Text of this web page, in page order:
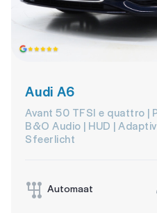
Audi A6
Avant 50 TFSI e quattro |
B&O Audio | HUD |
Sfeerlicht
Automaat